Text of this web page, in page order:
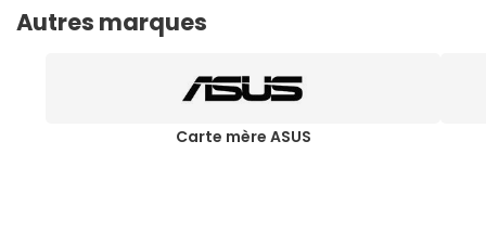
Autres marques
Carte mère ASUS